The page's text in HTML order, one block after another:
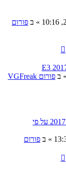
» ב פורום
E3
» ב
פורום VGFreak
עשרת האמולטורים הטובים ביותר ב 2017 על פי
» ב פורום